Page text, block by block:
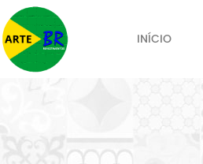
INÍCIO